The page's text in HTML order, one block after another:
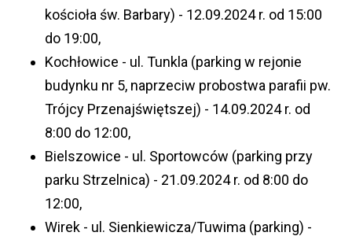
kościoła św. Barbary) - 12.09.2024 r. od 15:00
do 19:00,
Kochłowice - ul. Tunkla (parking w rejonie
budynku nr 5, naprzeciw probostwa parafii pw.
Trójcy Przenajświętszej) - 14.09.2024 r. od
8:00 do 12:00,
Bielszowice - ul. Sportowców (parking przy
parku Strzelnica) - 21.09.2024 r. od 8:00 do
12:00,
Wirek - ul. Sienkiewicza/Tuwima (parking) -